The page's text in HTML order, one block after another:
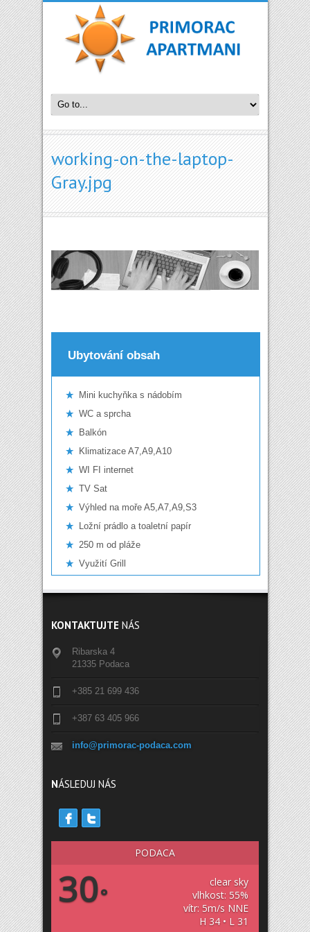
working-on-the-laptop-
Gray.jpg
Ubytování obsah
Mini kuchyňka s nádobím
WC a sprcha
Balkón
Klimatizace A7,A9,A10
WI FI internet
TV Sat
Výhled na moře A5,A7,A9,S3
Ložní prádlo a toaletní papír
250 m od pláže
Využití Grill
KONTAKTUJTE NÁS
Ribarska 4
21335 Podaca
+385 21 699 436
+387 63 405 966
info@primorac-podaca.com
NÁSLEDUJ NÁS
PODACA
30°
clear sky
vlhkost: 55%
vítr: 5m/s NNE
H 34 • L 31